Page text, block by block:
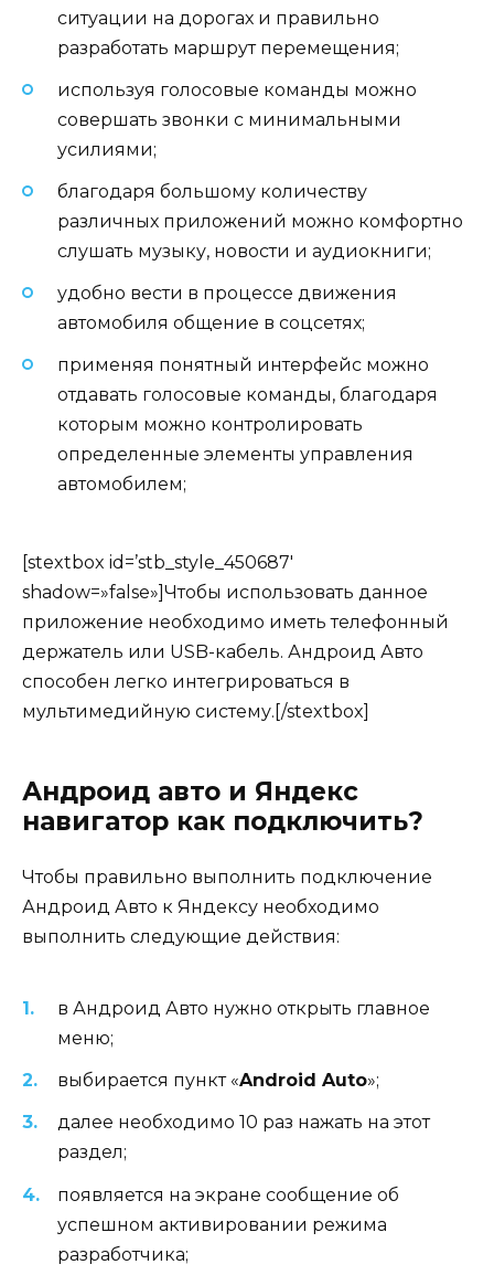
ситуации на дорогах и правильно
разработать маршрут перемещения;
используя голосовые команды можно
совершать звонки с минимальными
усилиями;
благодаря большому количеству
различных приложений можно комфортно
слушать музыку, новости и аудиокниги;
удобно вести в процессе движения
автомобиля общение в соцсетях;
применяя понятный интерфейс можно
отдавать голосовые команды, благодаря
которым можно контролировать
определенные элементы управления
автомобилем;
[stextbox id=’stb_style_450687′
shadow=»false»]Чтобы использовать данное
приложение необходимо иметь телефонный
держатель или USB-кабель. Андроид Авто
способен легко интегрироваться в
мультимедийную систему.[/stextbox]
Андроид авто и Яндекс
навигатор как подключить?
Чтобы правильно выполнить подключение
Андроид Авто к Яндексу необходимо
выполнить следующие действия:
в Андроид Авто нужно открыть главное
меню;
выбирается пункт «Android Auto»;
далее необходимо 10 раз нажать на этот
раздел;
появляется на экране сообщение об
успешном активировании режима
разработчика;